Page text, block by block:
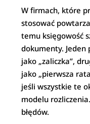
W firmach, które
stosować
temu księgowość
dokumenty. Jeden
jako „zaliczka”,
jako „pierwsza
jeśli wszystkie te
modelu
błędów.